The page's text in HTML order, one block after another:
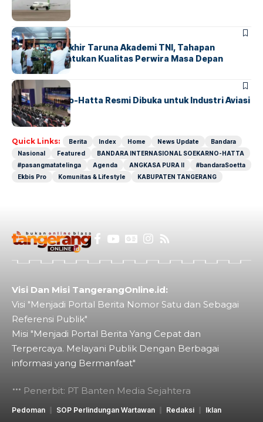
Nasional
BERITA
Sidang Pantukhir Taruna Akademi TNI, Tahapan
Strategis Tentukan Kualitas Perwira Masa Depan
BANDARA BERITA
IALC Soekarno-Hatta Resmi Dibuka untuk Industri Aviasi
Dunia
Quick Links: Berita Index Home News Update
Bandara
Nasional
Featured
BANDARA INTERNASIONAL SOEKARNO-HATTA
#pasangmatatelinga
Agenda ANGKASA PURA II
#bandaraSoetta
Ekbis Pro
Komunitas & Lifestyle KABUPATEN TANGERANG
Visi Dan Misi TangerangOnline.id:
Visi "Menjadi Portal Berita Nomor Satu dan Sebagai
Referensi Publik"
Misi "Menjadi Portal Berita Yang Cepat dan
Terpercaya. Melayani Publik Dengan Berbagai
informasi yang Bermanfaat"
Penerbit: PT Banten Media Sejahtera
Pedoman SOP Perlindungan Wartawan Redaksi Iklan